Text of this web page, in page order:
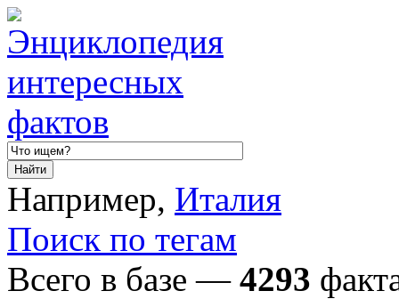
Например, Италия
Поиск по тегам
Всего в базе — 4293